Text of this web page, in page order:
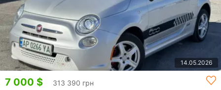
14.05.2026
7 000 $ 313 390 грн